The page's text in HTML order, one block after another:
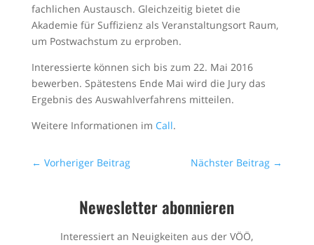
fachlichen Austausch. Gleichzeitig bietet die
Akademie für Suffizienz als Veranstaltungsort Raum,
um Postwachstum zu erproben.
Interessierte können sich bis zum 22. Mai 2016
bewerben. Spätestens Ende Mai wird die Jury das
Ergebnis des Auswahlverfahrens mitteilen.
Weitere Informationen im Call.
← Vorheriger Beitrag Nächster Beitrag →
Newesletter abonnieren
Interessiert an Neuigkeiten aus der VÖÖ,